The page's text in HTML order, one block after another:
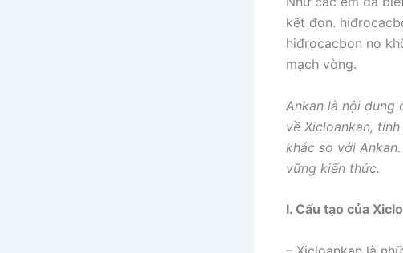
kết đơn.
hiđrocacbon no
mạch vòng.
Ankan là nội dung
về Xicloankan,
khác so với
vững kiến thức.
I. Cấu tạo của